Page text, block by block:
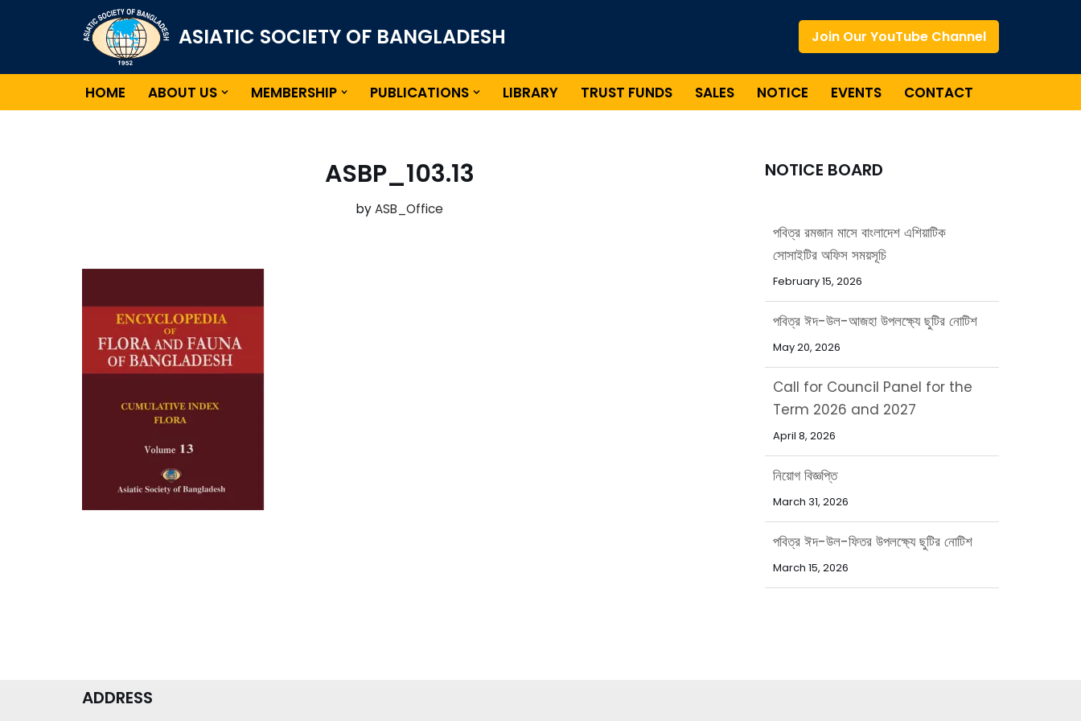
ASIATIC SOCIETY OF BANGLADESH Join Our YouTube Channel
HOME ABOUT US MEMBERSHIP PUBLICATIONS LIBRARY TRUST FUNDS SALES NOTICE EVENTS CONTACT
ASBP_103.13
byASB_Office
NOTICE BOARD
পবিত্র রমজান মাসে বাংলাদেশ এশিয়াটিক
সোসাইটির অফিস সময়সূচি
February 15, 2026
পবিত্র ঈদ-উল-আজহা উপলক্ষ্যে ছুটির নোটিশ
May 20, 2026
Call for Council Panel for the
Term 2026 and 2027
April 8, 2026
নিয়োগ বিজ্ঞপ্তি
March 31, 2026
পবিত্র ঈদ-উল-ফিতর উপলক্ষ্যে ছুটির নোটিশ
March 15, 2026
ADDRESS